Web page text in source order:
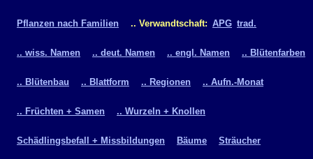
Pflanzen nach Familien .. Verwandtschaft: APG trad.
.. wiss. Namen .. deut. Namen .. engl. Namen .. Blütenfarben
.. Blütenbau .. Blattform .. Regionen .. Aufn.-Monat
.. Früchten + Samen .. Wurzeln + Knollen
Schädlingsbefall + Missbildungen Bäume Sträucher